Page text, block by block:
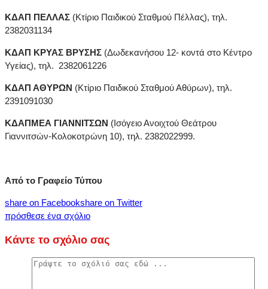
ΚΔΑΠ ΠΕΛΛΑΣ (Κτίριο Παιδικού Σταθμού Πέλλας), τηλ.
2382031134
ΚΔΑΠ ΚΡΥΑΣ ΒΡΥΣΗΣ (Δωδεκανήσου 12- κοντά στο Κέντρο
Υγείας), τηλ. 2382061226
ΚΔΑΠ ΑΘΥΡΩΝ (Κτίριο Παιδικού Σταθμού Αθύρων), τηλ.
2391091030
ΚΔΑΠΜΕΑ ΓΙΑΝΝΙΤΣΩΝ (Ισόγειο Ανοιχτού Θεάτρου
Γιαννιτσών-Κολοκοτρώνη 10), τηλ. 2382022999.
Από το Γραφείο Τύπου
share on Facebookshare on Twitter
πρόσθεσε ένα σχόλιο
Κάντε το σχόλιο σας